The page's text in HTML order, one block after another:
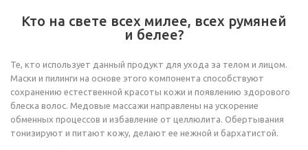
Кто на свете всех милее, всех румяней
и белее?
Те, кто использует данный продукт для ухода за телом и лицом.
Маски и пилинги на основе этого компонента способствуют
сохранению естественной красоты кожи и появлению здорового
блеска волос. Медовые массажи направлены на ускорение
обменных процессов и избавление от целлюлита. Обертывания
тонизируют и питают кожу, делают ее нежной и бархатистой.